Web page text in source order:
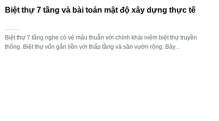
Biệt thự 7 tầng và bài toán mật độ xây dựng thực tế
Biệt thự 7 tầng nghe có vẻ mâu thuẫn với chính khái niệm biệt thự truyền
thống. Biệt thự vốn gắn liền với thấp tầng và sân vườn rộng. Bảy...